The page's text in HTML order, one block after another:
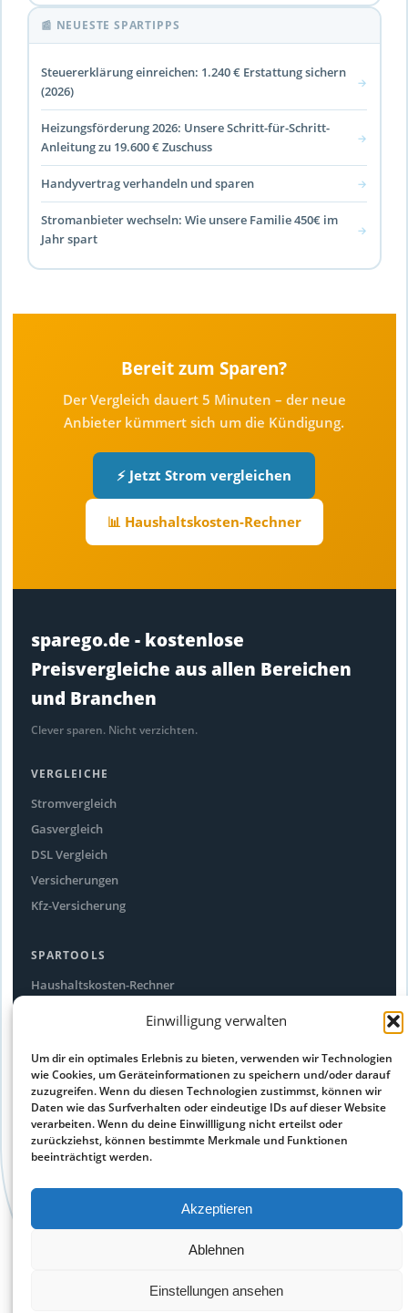
Einwilligung verwalten
Um dir ein optimales Erlebnis zu bieten, verwenden wir Technologien
wie Cookies, um Geräteinformationen zu speichern und/oder darauf
zuzugreifen. Wenn du diesen Technologien zustimmst, können wir
Daten wie das Surfverhalten oder eindeutige IDs auf dieser Website
verarbeiten. Wenn du deine Einwillligung nicht erteilst oder
zurückziehst, können bestimmte Merkmale und Funktionen
beeinträchtigt werden.
Akzeptieren
Ablehnen
Einstellungen ansehen
📰 NEUESTE SPARTIPPS
Steuererklärung einreichen: 1.240 € Erstattung sichern
(2026)
→
Heizungsförderung 2026: Unsere Schritt-für-Schritt-
Anleitung zu 19.600 € Zuschuss
→
Handyvertrag verhandeln und sparen →
Stromanbieter wechseln: Wie unsere Familie 450€ im
Jahr spart
→
Bereit zum Sparen?
Der Vergleich dauert 5 Minuten – der neue
Anbieter kümmert sich um die Kündigung.
⚡ Jetzt Strom vergleichen
📊 Haushaltskosten-Rechner
sparego.de - kostenlose
Preisvergleiche aus allen Bereichen
und Branchen
Clever sparen. Nicht verzichten.
VERGLEICHE
Stromvergleich
Gasvergleich
DSL Vergleich
Versicherungen
Kfz-Versicherung
SPARTOOLS
Haushaltskosten-Rechner
Alle Spartipps
RECHTLICHES
Impressum
Datenschutz
Cookie-Richtlinie
Bereichen und Branchen – Alle Angaben ohne Gewähr